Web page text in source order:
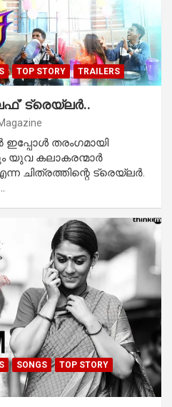
TOP STORY TRAILERS
ട്രെയ്‌ലര്‍..
തരംഗമായി
കലാകരന്മാര്‍
ചിത്രത്തിന്റെ ട്രെയ്‌ലര്‍.
SONGS
TOP STORY